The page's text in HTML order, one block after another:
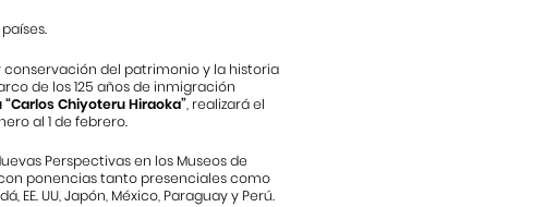
del patrimonio y la historia
de los 125 años de inmigración
Chiyoteru Hiraoka”, realizará el
al 1 de febrero.
Perspectivas en los Museos de
ponencias tanto presenciales como
EE. UU, Japón, México, Paraguay y Perú.